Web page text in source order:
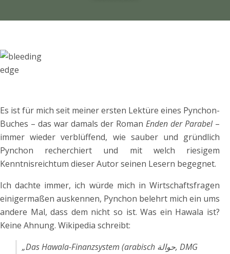
Es ist für mich seit meiner ersten Lektüre eines Pynchon-
Buches – das war damals der Roman Enden der Parabel–
immer wieder verblüffend, wie sauber und gründlich
Pynchon recherchiert und mit welch riesigem
Kenntnisreichtum dieser Autor seinen Lesern begegnet.
Ich dachte immer, ich würde mich in Wirtschaftsfragen
einigermaßen auskennen, Pynchon belehrt mich ein ums
andere Mal, dass dem nicht so ist. Was ein Hawala ist?
Keine Ahnung. Wikipedia schreibt:
„Das Hawala-Finanzsystem (arabisch ‏حوالة‎, DMG